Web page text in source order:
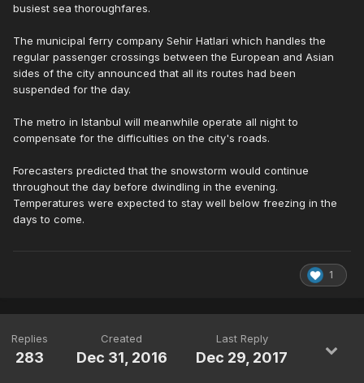
busiest sea thoroughfares.
The municipal ferry company Sehir Hatlari which handles the
regular passenger crossings between the European and Asian
sides of the city announced that all its routes had been
suspended for the day.
The metro in Istanbul will meanwhile operate all night to
compensate for the difficulties on the city's roads.
Forecasters predicted that the snowstorm would continue
throughout the day before dwindling in the evening.
Temperatures were expected to stay well below freezing in the
days to come.
1
Replies
283
Created
Dec 31, 2016
Last Reply
Dec 29, 2017